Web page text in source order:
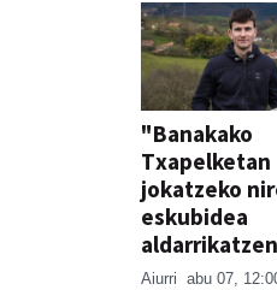
"Banakako
Txapelketan
jokatzeko
eskubidea
Aiurri abu 07,